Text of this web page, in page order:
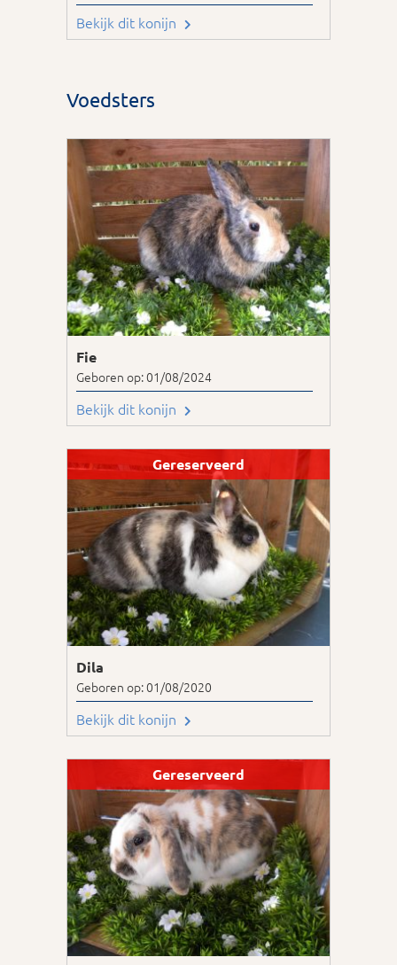
Bekijk dit konijn
Voedsters
Fie
Geboren op: 01/08/2024
Bekijk dit konijn
Gereserveerd
Dila
Geboren op: 01/08/2020
Bekijk dit konijn
Gereserveerd